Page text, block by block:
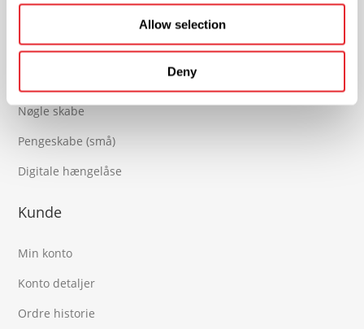
Allow selection
Deny
Produkter
Nøgle skabe
Pengeskabe (små)
Digitale hængelåse
Kunde
Min konto
Konto detaljer
Ordre historie